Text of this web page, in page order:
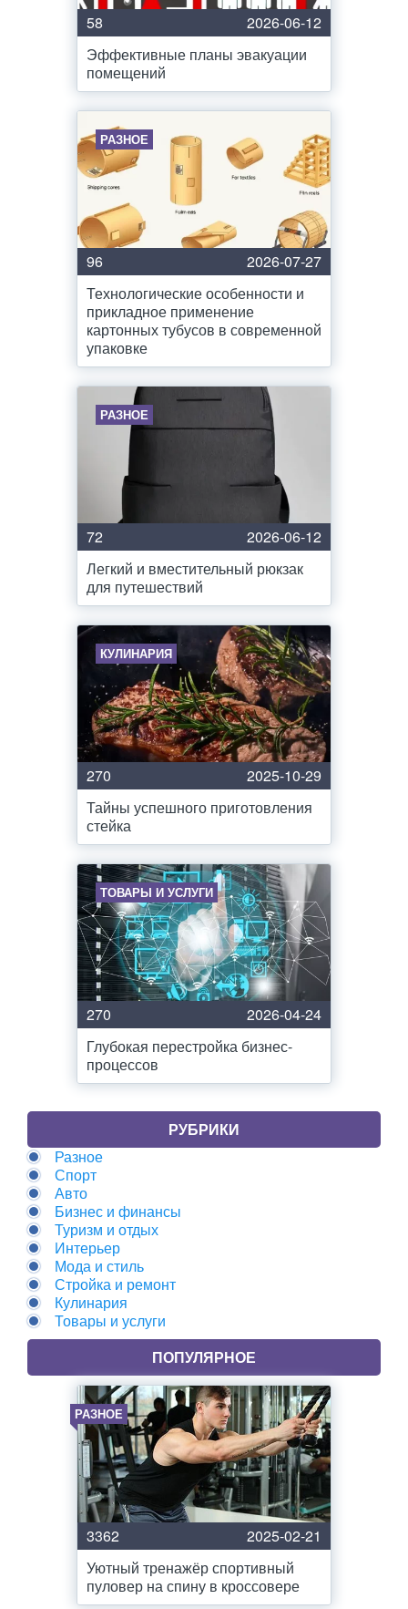
58
2026-06-12
Эффективные планы эвакуации
помещений
РАЗНОЕ
96
2026-07-27
Технологические особенности и
прикладное применение
картонных тубусов в современной
упаковке
РАЗНОЕ
72
2026-06-12
Легкий и вместительный рюкзак
для путешествий
КУЛИНАРИЯ
270
2025-10-29
Тайны успешного приготовления
стейка
ТОВАРЫ И УСЛУГИ
270
2026-04-24
Глубокая перестройка бизнес-
процессов
РУБРИКИ
Разное
Спорт
Авто
Бизнес и финансы
Туризм и отдых
Интерьер
Мода и стиль
Стройка и ремонт
Кулинария
Товары и услуги
ПОПУЛЯРНОЕ
РАЗНОЕ
3362
2025-02-21
Уютный тренажёр спортивный
пуловер на спину в кроссовере